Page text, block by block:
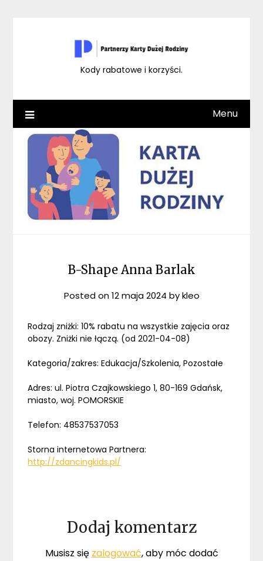
Kody rabatowe i korzyści.
Menu
B-Shape Anna Barlak
Posted on12 maja 2024 bykleo
Rodzaj zniżki: 10% rabatu na wszystkie zajęcia oraz
obozy. Zniżki nie łączą. (od 2021-04-08)
Kategoria/zakres: Edukacja/Szkolenia, Pozostałe
Adres: ul. Piotra Czajkowskiego 1, 80-169 Gdańsk,
miasto, woj. POMORSKIE
Telefon: 48537537053
Storna internetowa Partnera:
http://zdancingkids.pl/
Dodaj komentarz
Musisz się zalogować, aby móc dodać